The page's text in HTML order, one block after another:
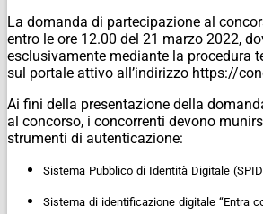
La domanda di partecipazione al
entro le ore 12.00 del 21 marzo 2022,
esclusivamente mediante la procedura
sul portale attivo all’indirizzo https://
Ai fini della presentazione della
al concorso, i concorrenti devono
strumenti di autenticazione:
Sistema Pubblico di Identità Digitale
Sistema di identificazione digitale “Entra